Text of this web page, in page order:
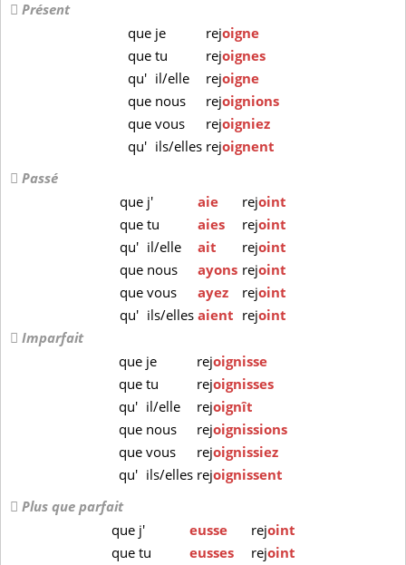
Présent
que je rejoigne
que tu rejoignes
qu' il/elle rejoigne
que nous rejoignions
que vous rejoigniez
qu' ils/elles rejoignent
Passé
que j' aie rejoint
quetu aies rejoint
qu' il/elle ait rejoint
que nous ayons rejoint
quevous ayez rejoint
qu' ils/ellesaient rejoint
Imparfait
que je rejoignisse
quetu rejoignisses
qu' il/elle rejoignît
que nous rejoignissions
quevous rejoignissiez
qu' ils/elles rejoignissent
Plus que parfait
que j' eusse rejoint
que tu eusses rejoint